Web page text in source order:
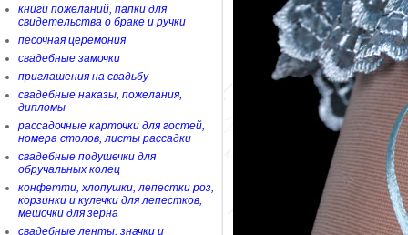
книги пожеланий, папки для
свидетельства о браке и ручки
песочная церемония
свадебные замочки
приглашения на свадьбу
свадебные наказы, пожелания,
дипломы
рассадочные карточки для гостей,
номера столов, листы рассадки
свадебные подушечки для
обручальных колец
конфетти, хлопушки, лепестки роз,
корзинки и кулечки для лепестков,
мешочки для зерна
свадебные ленты, значки и